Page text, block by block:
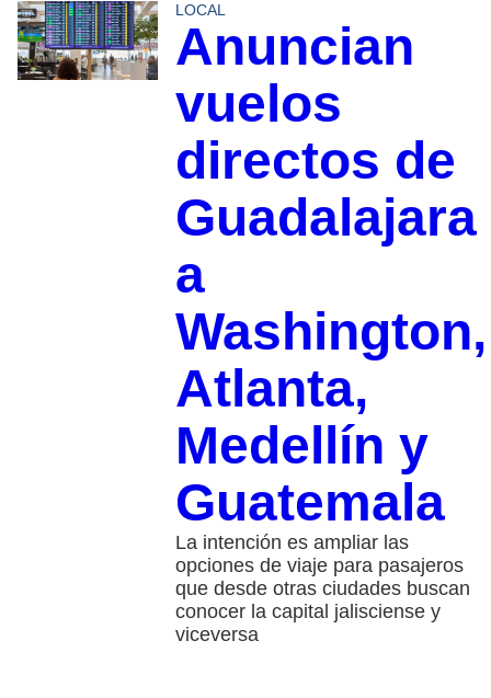
LOCAL
Anuncian
vuelos
directos de
Guadalajara
a
Washington,
Atlanta,
Medellín y
Guatemala
La intención es ampliar las
opciones de viaje para pasajeros
que desde otras ciudades buscan
conocer la capital jalisciense y
viceversa